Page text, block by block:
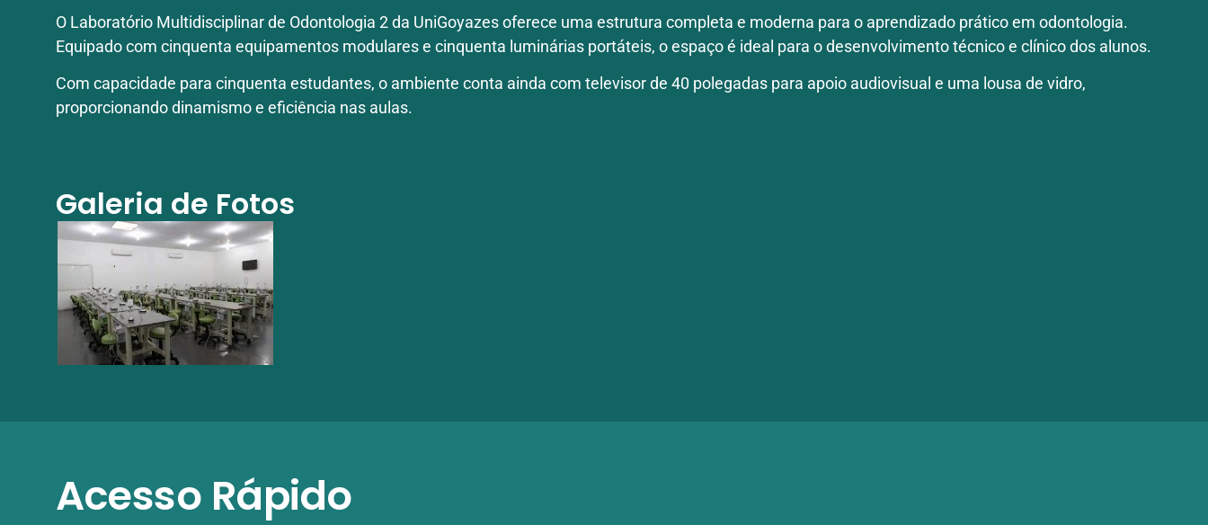
O Laboratório Multidisciplinar de Odontologia 2 da UniGoyazes oferece uma estrutura completa e moderna para o aprendizado prático em odontologia.
Equipado com cinquenta equipamentos modulares e cinquenta luminárias portáteis, o espaço é ideal para o desenvolvimento técnico e clínico dos alunos.
Com capacidade para cinquenta estudantes, o ambiente conta ainda com televisor de 40 polegadas para apoio audiovisual e uma lousa de vidro,
proporcionando dinamismo e eficiência nas aulas.
Galeria de Fotos
Acesso Rápido